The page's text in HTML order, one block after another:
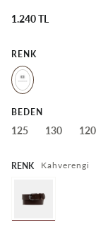
1.240 TL
RENK
BEDEN
125 130 120
RENK Kahverengi